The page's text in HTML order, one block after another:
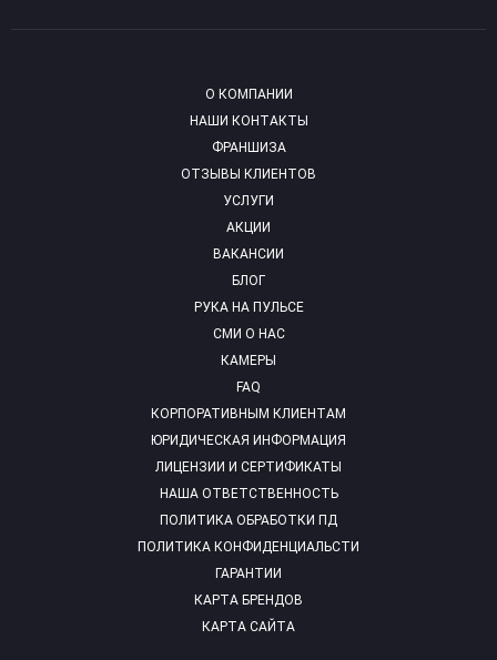
О КОМПАНИИ
НАШИ КОНТАКТЫ
ФРАНШИЗА
ОТЗЫВЫ КЛИЕНТОВ
УСЛУГИ
АКЦИИ
ВАКАНСИИ
БЛОГ
РУКА НА ПУЛЬСЕ
СМИ О НАС
КАМЕРЫ
FAQ
КОРПОРАТИВНЫМ КЛИЕНТАМ
ЮРИДИЧЕСКАЯ ИНФОРМАЦИЯ
ЛИЦЕНЗИИ И СЕРТИФИКАТЫ
НАША ОТВЕТСТВЕННОСТЬ
ПОЛИТИКА ОБРАБОТКИ ПД
ПОЛИТИКА КОНФИДЕНЦИАЛЬСТИ
ГАРАНТИИ
КАРТА БРЕНДОВ
КАРТА САЙТА